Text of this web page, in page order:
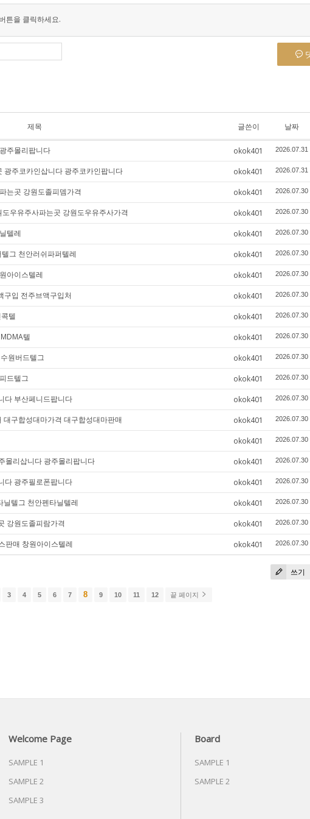
튼을 클릭하세요.
제목 글쓴이 날짜
주몰리팝니다 okok401 2026.07.31
광주코카인삽니다 광주코카인팝니다 okok401 2026.07.31
는곳 강원도졸피뎀가격 okok401 2026.07.30
우유주사파는곳 강원도우유주사가격 okok401 2026.07.30
텔레 okok401 2026.07.30
그 천안러쉬파퍼텔레 okok401 2026.07.30
아이스텔레 okok401 2026.07.30
구입 전주브액구입처 okok401 2026.07.30
텔 okok401 2026.07.30
텔 okok401 2026.07.30
원버드텔그 okok401 2026.07.30
드텔그 okok401 2026.07.30
다 부산페니드팝니다 okok401 2026.07.30
대구합성대마가격 대구합성대마판매 okok401 2026.07.30
okok401 2026.07.30
몰리삽니다 광주몰리팝니다 okok401 2026.07.30
다 광주필로폰팝니다 okok401 2026.07.30
닐텔그 천안펜타닐텔레 okok401 2026.07.30
강원도졸피람가격 okok401 2026.07.30
판매 창원아이스텔레 okok401 2026.07.30
쓰기
3 4 5 6 7 8 9 10 11 12 끝 페이지
Welcome Page
SAMPLE 1
SAMPLE 2
SAMPLE 3
Board
SAMPLE 1
SAMPLE 2